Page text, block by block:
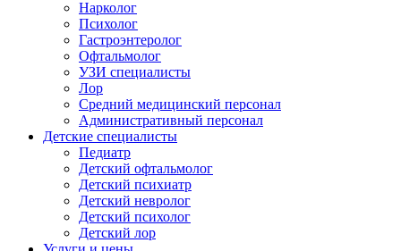
Нарколог
Психолог
Гастроэнтеролог
Офтальмолог
УЗИ специалисты
Лор
Средний медицинский персонал
Административный персонал
Детские специалисты
Педиатр
Детский офтальмолог
Детский психиатр
Детский невролог
Детский психолог
Детский лор